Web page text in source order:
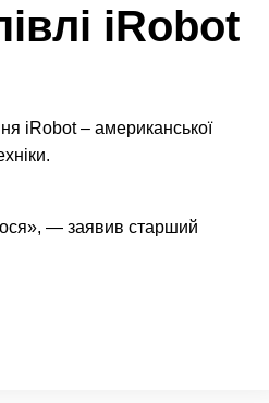
iRobot
iRobot – американської
— заявив старший